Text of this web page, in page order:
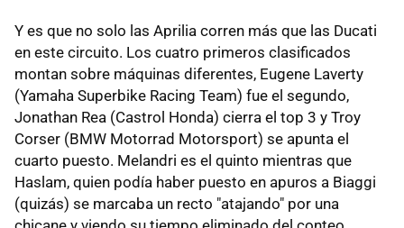
Y es que no solo las Aprilia corren más que las Ducati
en este circuito. Los cuatro primeros clasificados
montan sobre máquinas diferentes, Eugene Laverty
(Yamaha Superbike Racing Team) fue el segundo,
Jonathan Rea (Castrol Honda) cierra el top 3 y Troy
Corser (BMW Motorrad Motorsport) se apunta el
cuarto puesto. Melandri es el quinto mientras que
Haslam, quien podía haber puesto en apuros a Biaggi
(quizás) se marcaba un recto "atajando" por una